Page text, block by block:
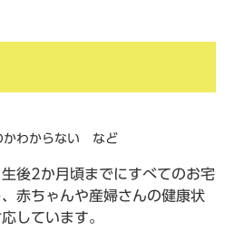
かわからない など
後2か月頃までにすべてのお宅
赤ちゃんや産婦さんの健康状
しています。